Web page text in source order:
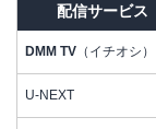
配信サービス
DMM TV （イチオシ）
U-NEXT